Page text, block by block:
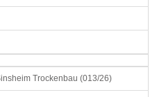
Trockenbau (013/26)